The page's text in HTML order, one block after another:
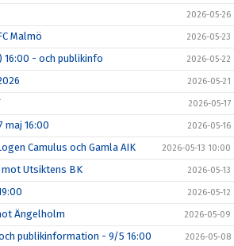
2026-05-26
Malmö 2026-05-23
16:00 - och publikinfo 2026-05-22
2026-05-21
2026-05-17
maj 16:00 2026-05-16
Camulus och Gamla AIK 2026-05-13 10:00
Utsiktens BK 2026-05-13
2026-05-12
Ängelholm 2026-05-09
publikinformation - 9/5 16:00 2026-05-08